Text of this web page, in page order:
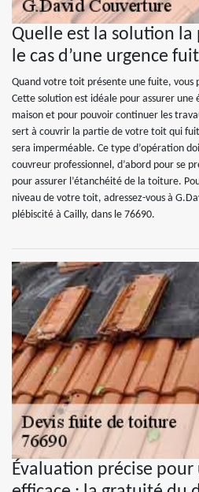
Quelle est la solution la
le cas d’une urgence
Quand votre toit présente une fuite, vous
Cette solution est idéale pour assurer une
maison et pour pouvoir continuer les
sert à couvrir la partie de votre toit qui
sera imperméable. Ce type d’opération
couvreur professionnel, d’abord pour se
pour assurer l’étanchéité de la toiture.
niveau de votre toit, adressez-vous à
plébiscité à Cailly, dans le 76690.
Évaluation précise